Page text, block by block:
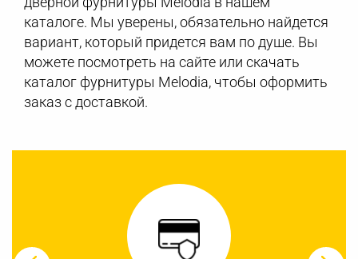
каталоге. Мы уверены, обязательно найдется
вариант, который придется вам по душе. Вы
можете посмотреть на сайте или скачать
каталог фурнитуры Melodia, чтобы оформить
заказ с доставкой.